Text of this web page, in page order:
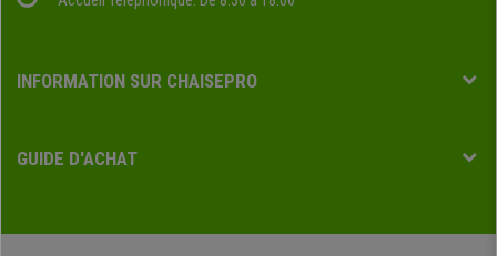
INFORMATION SUR CHAISEPRO
GUIDE D'ACHAT